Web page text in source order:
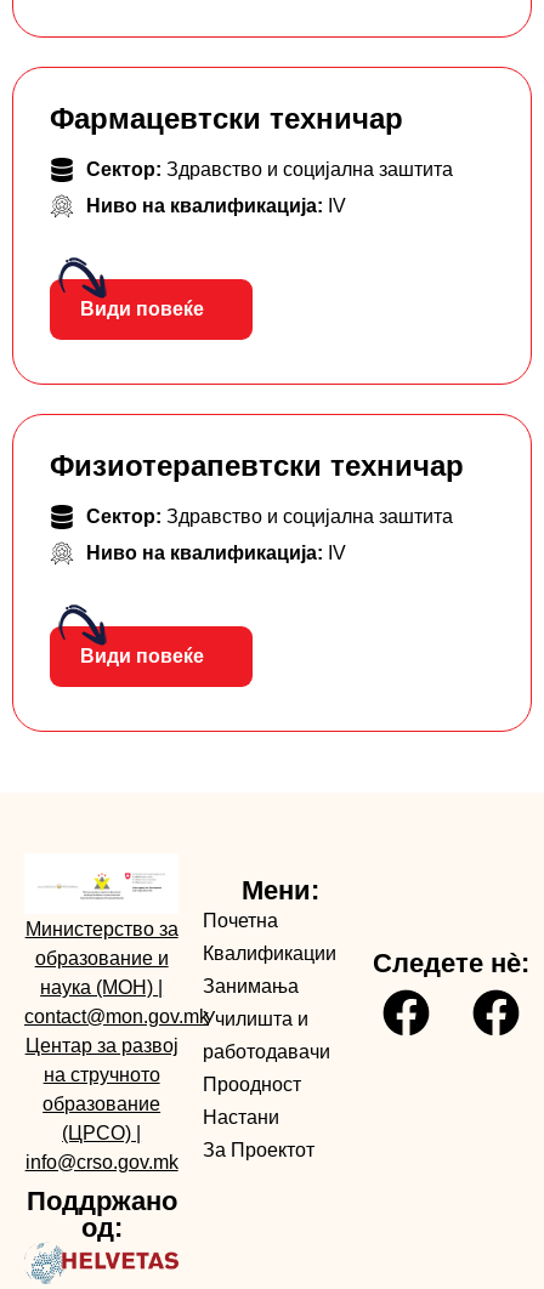
Фармацевтски тeхничар
Сектор: Здравство и социјална заштита
Ниво на квалификација: IV
Види повеќе
Физиотерапевтски техничар
Сектор: Здравство и социјална заштита
Ниво на квалификација: IV
Види повеќе
Министерство за
образование и
наука (МОН)
contact@mon.gov.mk
Центар за развој
на стручното
образование
(ЦРСО)
info@crso.gov.mk
Поддржано
од:
Мени:
Почетна
Квалификации
Занимања
Училишта и
работодавачи
Проодност
Настани
За Проектот
Следете нè: